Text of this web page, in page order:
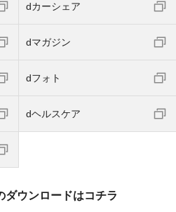
dカーシェア
dマガジン
dフォト
dヘルスケア
ダウンロードはコチラ